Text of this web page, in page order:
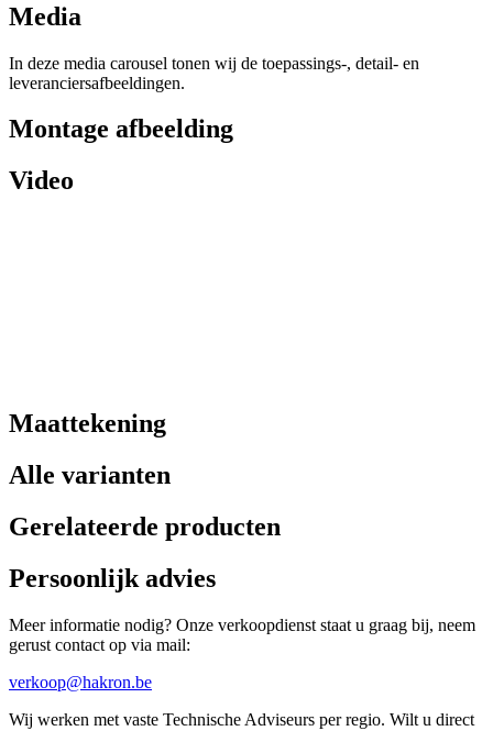
Media
In deze media carousel tonen wij de toepassings-, detail- en
leveranciersafbeeldingen.
Montage afbeelding
Video
Maattekening
Alle varianten
Gerelateerde producten
Persoonlijk advies
Meer informatie nodig? Onze verkoopdienst staat u graag bij, neem
gerust contact op via mail:
verkoop@hakron.be
Wij werken met vaste Technische Adviseurs per regio. Wilt u direct